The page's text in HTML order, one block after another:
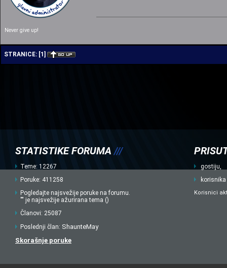
Never give up!
STRANICE: [1 ]
STATISTIKE FORUMA ///
Teme: 12267
Poruke: 411258
Pogledajte najsvežije poruke na forumu.
"" je najsvežije ažurirana tema ()
Članovi: 25087
Poslednji član: ShaunteMay
Skorašnje poruke
gostiju,
korisnika
Korisnici